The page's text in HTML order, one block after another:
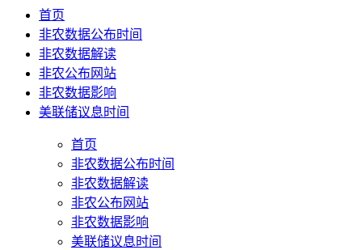
首页
非农数据公布时间
非农数据解读
非农公布网站
非农数据影响
美联储议息时间
首页
非农数据公布时间
非农数据解读
非农公布网站
非农数据影响
美联储议息时间